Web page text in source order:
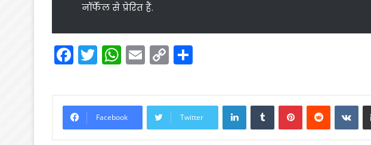
नॉर्फेल से प्रेरित हैं.
F
a
c
e
b
T
w
itt
er
W
h
a
ts
A
E
m
ai
l
C
o
p
y
Li
ar
e
Facebook Twitter
LinkedInTumblrPinterestReddit